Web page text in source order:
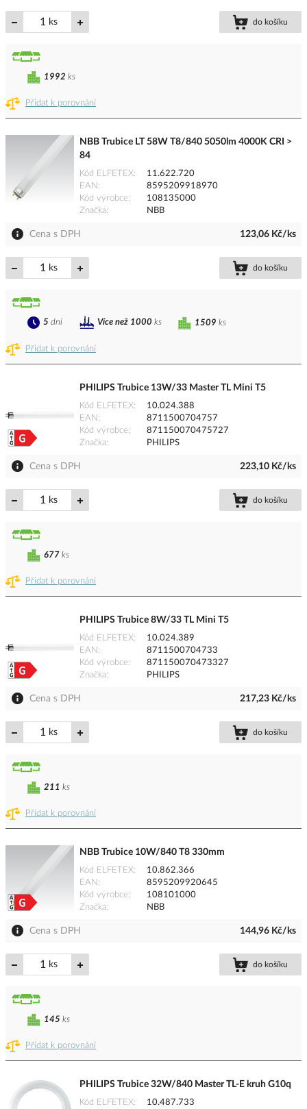
ks do košíku
Přidat k porovnání
1992 ks
NBB Trubice LT 58W T8/840 5050lm 4000K CRI >
84
Kód ELFETEX
11.622.720
EAN
8595209918970
Kód výrobce
108135000
Značka
NBB
Cena s DPH 123,06 Kč/ks
ks do košíku
Přidat k porovnání
1509 ks
5 dní Více než 1000 ks
PHILIPS Trubice 13W/33 Master TL Mini T5
Kód ELFETEX
10.024.388
EAN
8711500704757
Kód výrobce
871150070475727
Značka
PHILIPS
Cena s DPH 223,10 Kč/ks
ks do košíku
Přidat k porovnání
677 ks
PHILIPS Trubice 8W/33 TL Mini T5
Kód ELFETEX
10.024.389
EAN
8711500704733
Kód výrobce
871150070473327
Značka
PHILIPS
Cena s DPH 217,23 Kč/ks
ks do košíku
Přidat k porovnání
211 ks
NBB Trubice 10W/840 T8 330mm
Kód ELFETEX
10.862.366
EAN
8595209920645
Kód výrobce
108101000
Značka
NBB
Cena s DPH 144,96 Kč/ks
ks do košíku
Přidat k porovnání
145 ks
PHILIPS Trubice 32W/840 Master TL-E kruh G10q
Kód ELFETEX 10.487.733